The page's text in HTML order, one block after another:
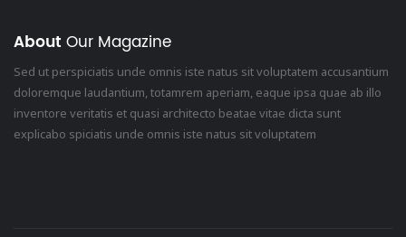
About Our Magazine
Sed ut perspiciatis unde omnis iste natus sit voluptatem accusantium
doloremque laudantium, totamrem aperiam, eaque ipsa quae ab illo
inventore veritatis et quasi architecto beatae vitae dicta sunt
explicabo spiciatis unde omnis iste natus sit voluptatem